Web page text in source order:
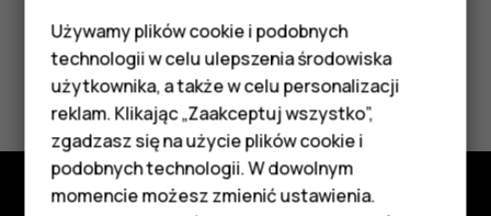
Smartfony
Telefony z funkcjami
podstawowymi
Akcesoria
Czy te informacje były pomocne?
Nie
Używamy plików cookie i podobnych
technologii w celu ulepszenia środowiska
użytkownika, a także w celu personalizacji
reklam. Klikając „Zaakceptuj wszystko”,
zgadzasz się na użycie plików cookie i
podobnych technologii. W dowolnym
momencie możesz zmienić ustawienia.